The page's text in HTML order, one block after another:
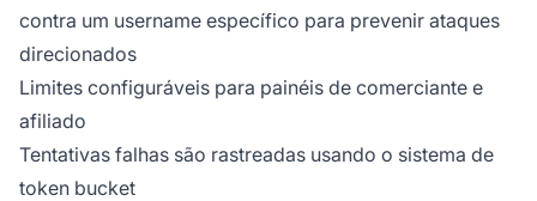
contra um username específico para prevenir ataques
direcionados
Limites configuráveis para painéis de comerciante e
afiliado
Tentativas falhas são rastreadas usando o sistema de
token bucket